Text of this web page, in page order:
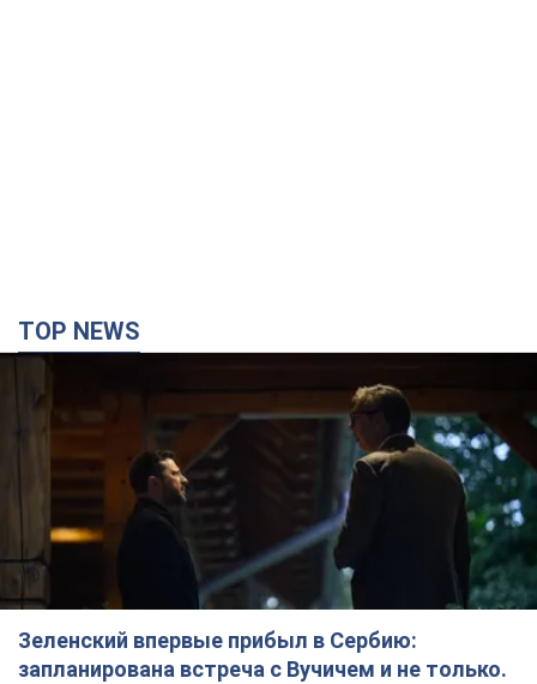
TOP NEWS
Зеленский впервые прибыл в Сербию:
запланирована встреча с Вучичем и не только.